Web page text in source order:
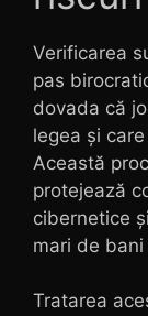
Verificarea
pas
dovada că
legea și
Această
protejează
cibernetice
mari de
Tratarea